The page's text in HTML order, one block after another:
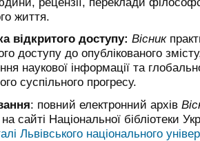
життя.
відкритого доступу: Вісник
доступу до опублікованого
наукової інформації та
суспільного прогресу.
: повний електронний архів
на сайті Національної бібліотеки
Львівського національного